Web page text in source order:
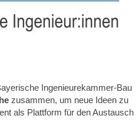
Ingenieurekammer-Bau
zusammen, um neue Ideen zu
als Plattform für den Austausch